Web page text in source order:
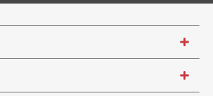
+
+